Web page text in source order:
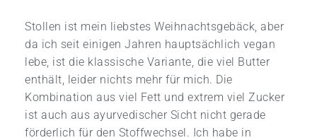
Stollen ist mein liebstes Weihnachtsgebäck, aber
da ich seit einigen Jahren hauptsächlich vegan
lebe, ist die klassische Variante, die viel Butter
enthält, leider nichts mehr für mich. Die
Kombination aus viel Fett und extrem viel Zucker
ist auch aus ayurvedischer Sicht nicht gerade
förderlich für den Stoffwechsel. Ich habe in